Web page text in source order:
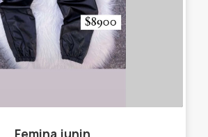
Femina junin